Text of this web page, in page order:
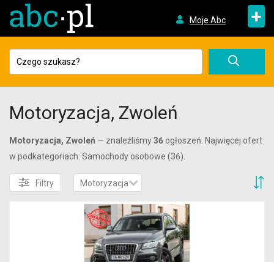
Moje Abc +
Motoryzacja, Zwoleń
Motoryzacja, Zwoleń — znaleźliśmy36 ogłoszeń. Najwięcej ofert
w podkategoriach: Samochody osobowe (36).
Filtry Motoryzacja